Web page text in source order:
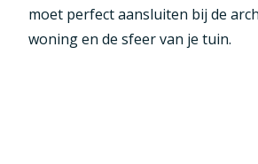
moet perfect aansluiten bij de
woning en de sfeer van je tuin.